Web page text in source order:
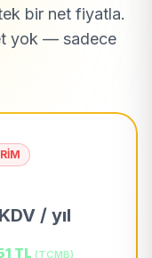
bir net fiyatla.
yok — sadece
/ yıl
TL (TCMB)